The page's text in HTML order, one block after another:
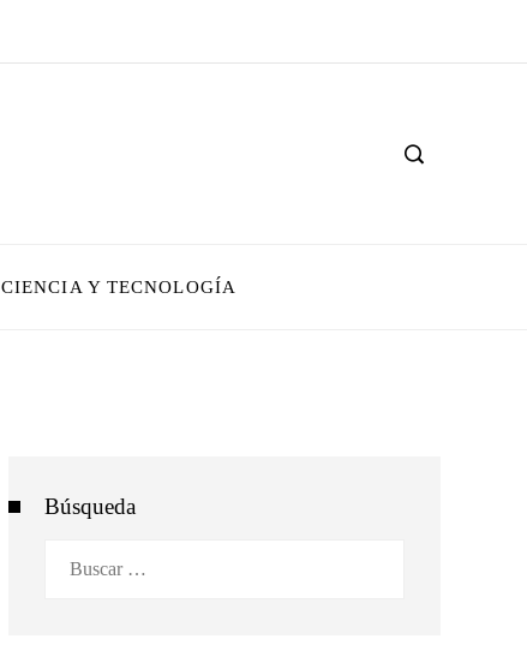
CIENCIA Y TECNOLOGÍA
Búsqueda